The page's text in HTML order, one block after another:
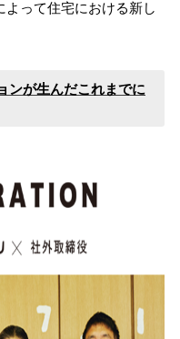
って住宅における新し
ンが生んだこれまでに